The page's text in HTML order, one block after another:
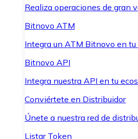
Realiza operaciones de gran
Bitnovo ATM
Integra un ATM Bitnovo en
Bitnovo API
Integra nuestra API en tu
Conviértete en Distribuidor
Únete a nuestra red de
Listar Token